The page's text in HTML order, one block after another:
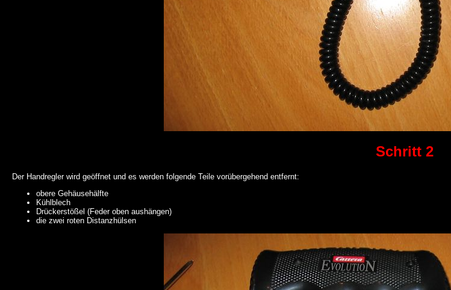
Schritt 2
Der Handregler wird geöffnet und es werden folgende Teile vorübergehend entfernt:
obere Gehäusehälfte
Kühlblech
Drückerstößel (Feder oben aushängen)
die zwei roten Distanzhülsen